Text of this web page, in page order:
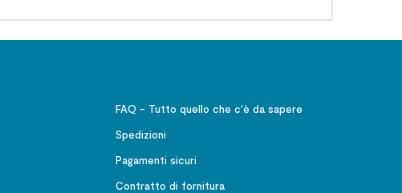
FAQ - Tutto quello che c'è da sapere
Spedizioni
Pagamenti sicuri
Contratto di fornitura